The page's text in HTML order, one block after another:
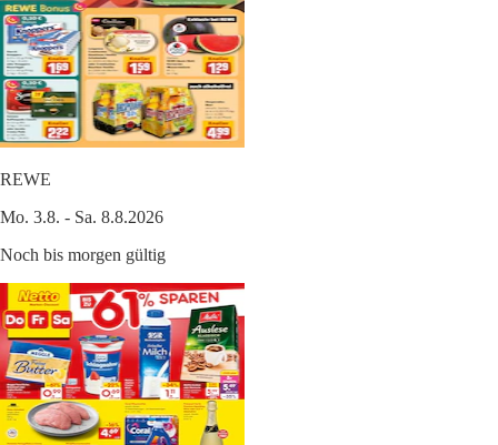
REWE
Mo. 3.8. - Sa. 8.8.2026
Noch bis morgen gültig